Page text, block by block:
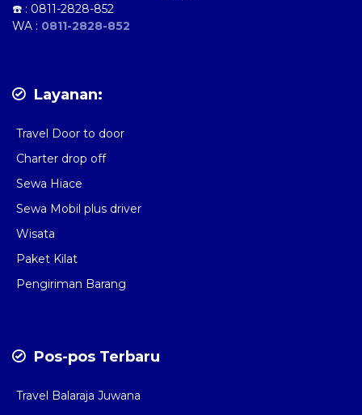
☎️ : 0811-2828-852
WA : 0811-2828-852
Layanan:
Travel Door to door
Charter drop off
Sewa Hiace
Sewa Mobil plus driver
Wisata
Paket Kilat
Pengiriman Barang
Pos-pos Terbaru
Travel Balaraja Juwana